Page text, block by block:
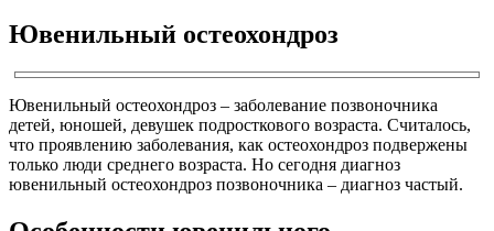
Ювенильный остеохондроз
Ювенильный остеохондроз – заболевание позвоночника
детей, юношей, девушек подросткового возраста. Считалось,
что проявлению заболевания, как остеохондроз подвержены
только люди среднего возраста. Но сегодня диагноз
ювенильный остеохондроз позвоночника – диагноз частый.